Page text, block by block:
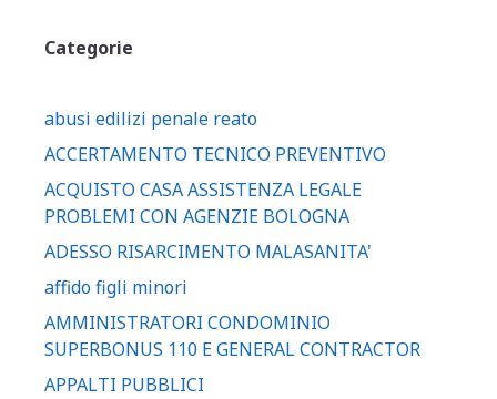
Categorie
abusi edilizi penale reato
ACCERTAMENTO TECNICO PREVENTIVO
ACQUISTO CASA ASSISTENZA LEGALE
PROBLEMI CON AGENZIE BOLOGNA
ADESSO RISARCIMENTO MALASANITA'
affido figli minori
AMMINISTRATORI CONDOMINIO
SUPERBONUS 110 E GENERAL CONTRACTOR
APPALTI PUBBLICI